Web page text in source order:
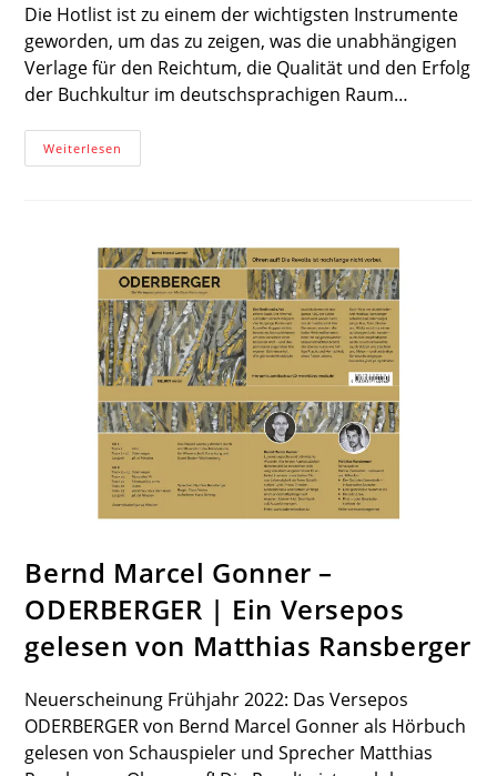
Die Hotlist ist zu einem der wichtigsten Instrumente
geworden, um das zu zeigen, was die unabhängigen
Verlage für den Reichtum, die Qualität und den Erfolg
der Buchkultur im deutschsprachigen Raum…
Weiterlesen
Und
Eingereicht
Bernd Marcel Gonner –
ODERBERGER | Ein Versepos
gelesen von Matthias Ransberger
Neuerscheinung Frühjahr 2022: Das Versepos
ODERBERGER von Bernd Marcel Gonner als Hörbuch
gelesen von Schauspieler und Sprecher Matthias